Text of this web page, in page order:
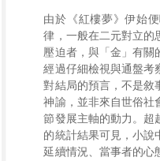
由於《紅樓夢》伊始
律，一般在二元對立的
壓迫者，與「金」有關
經過仔細檢視與通盤考
對結局的預言，不是敘
神諭，並非來自世俗社
節發展主軸的動力。超
的統計結果可見，小說
延續情況、當事者的心